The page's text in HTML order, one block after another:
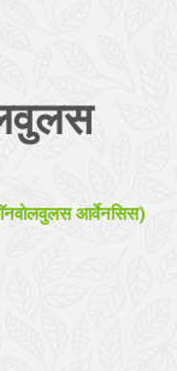
आर्वेनसिस)